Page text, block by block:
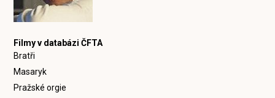
Filmy v databázi ČFTA
Bratři
Masaryk
Pražské orgie